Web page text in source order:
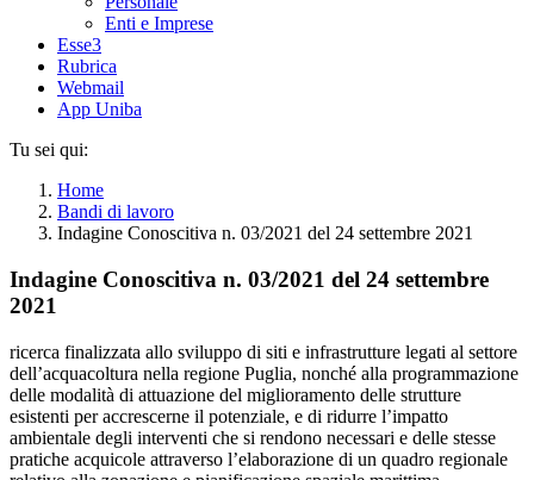
Enti e Imprese
Esse3
Rubrica
Webmail
App Uniba
Tu sei qui:
Home
Bandi di lavoro
Indagine Conoscitiva n. 03/2021 del 24 settembre 2021
Indagine Conoscitiva n. 03/2021 del 24 settembre
2021
ricerca finalizzata allo sviluppo di siti e infrastrutture legati al settore
dell’acquacoltura nella regione Puglia, nonché alla programmazione
delle modalità di attuazione del miglioramento delle strutture
esistenti per accrescerne il potenziale, e di ridurre l’impatto
ambientale degli interventi che si rendono necessari e delle stesse
pratiche acquicole attraverso l’elaborazione di un quadro regionale